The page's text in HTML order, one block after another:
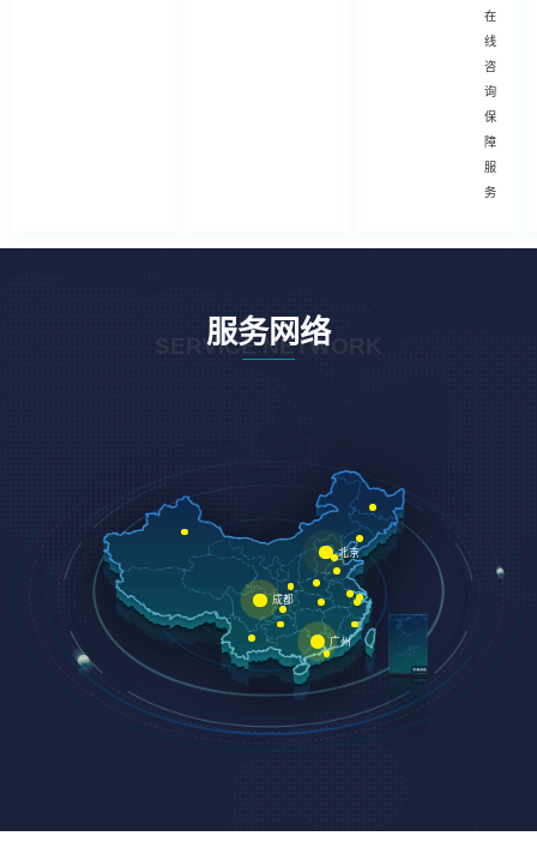
在
线
咨
询
保
障
服
务
服务网络
SERVICE NETWORK
北京
成都
广州